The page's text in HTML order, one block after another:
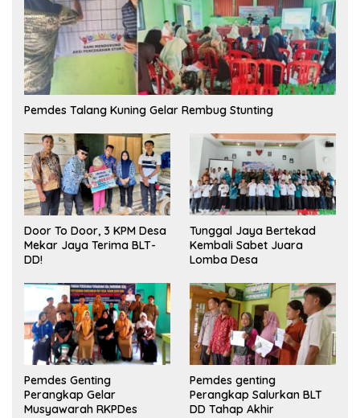
Pemdes Talang Kuning Gelar Rembug Stunting
Door To Door, 3 KPM Desa
Mekar Jaya Terima BLT-
DD!
Tunggal Jaya Bertekad
Kembali Sabet Juara
Lomba Desa
Pemdes Genting
Perangkap Gelar
Musyawarah RKPDes
Pemdes genting
Perangkap Salurkan BLT
DD Tahap Akhir